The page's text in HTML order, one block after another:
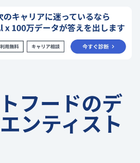
フードのデ
ンティスト